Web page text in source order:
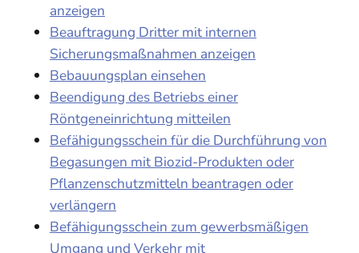
anzeigen
Beauftragung Dritter mit internen
Sicherungsmaßnahmen anzeigen
Bebauungsplan einsehen
Beendigung des Betriebs einer
Röntgeneinrichtung mitteilen
Befähigungsschein für die Durchführung von
Begasungen mit Biozid-Produkten oder
Pflanzenschutzmitteln beantragen oder
verlängern
Befähigungsschein zum gewerbsmäßigen
Umgang und Verkehr mit